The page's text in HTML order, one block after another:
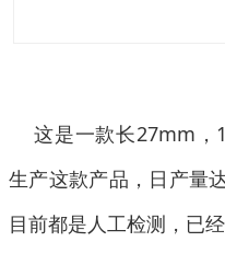
这是一款长27mm，
生产这款产品，日产量
目前都是人工检测，已